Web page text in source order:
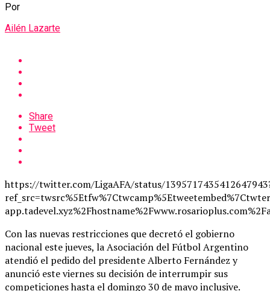
Por
Ailén Lazarte
Share
Tweet
https://twitter.com/LigaAFA/status/
Con las nuevas restricciones que decretó el gobierno
nacional este jueves, la Asociación del Fútbol Argentino
atendió el pedido del presidente Alberto Fernández y
anunció este viernes su decisión de interrumpir sus
competiciones hasta el domingo 30 de mayo inclusive.